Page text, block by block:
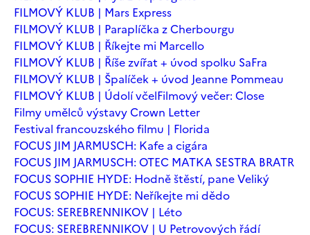
FILMOVÝ KLUB | Mars Express
FILMOVÝ KLUB | Paraplíčka z Cherbourgu
FILMOVÝ KLUB | Říkejte mi Marcello
FILMOVÝ KLUB | Říše zvířat + úvod spolku SaFra
FILMOVÝ KLUB | Špalíček + úvod Jeanne Pommeau
FILMOVÝ KLUB | Údolí včelFilmový večer: Close
Filmy umělců výstavy Crown Letter
Festival francouzského filmu | Florida
FOCUS JIM JARMUSCH: Kafe a cigára
FOCUS JIM JARMUSCH: OTEC MATKA SESTRA BRATR
FOCUS SOPHIE HYDE: Hodně štěstí, pane Veliký
FOCUS SOPHIE HYDE: Neříkejte mi dědo
FOCUS: SEREBRENNIKOV | Léto
FOCUS: SEREBRENNIKOV | U Petrovových řádí